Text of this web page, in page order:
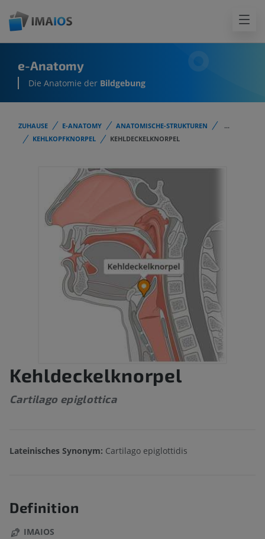
e-Anatomy
Die Anatomie der Bildgebung
ZUHAUSE E-ANATOMY ANATOMISCHE-STRUKTUREN
...
KEHLKOPFKNORPEL
KEHLDECKELKNORPEL
Kehldeckelknorpel
Cartilago epiglottica
Lateinisches Synonym: Cartilago epiglottidis
Definition
IMAIOS